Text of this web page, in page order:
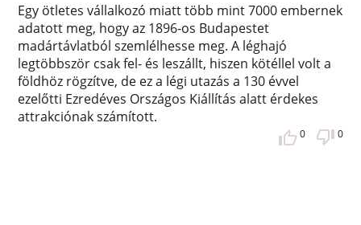
Egy ötletes vállalkozó miatt több mint 7000 embernek
adatott meg, hogy az 1896-os Budapestet
madártávlatból szemlélhesse meg. A léghajó
legtöbbször csak fel- és leszállt, hiszen kötéllel volt a
földhöz rögzítve, de ez a légi utazás a 130 évvel
ezelőtti Ezredéves Országos Kiállítás alatt érdekes
attrakciónak számított.
0 0